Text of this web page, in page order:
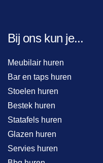
Bij ons kun je...
Meubilair huren
Bar en taps huren
Stoelen huren
Bestek huren
Statafels huren
Glazen huren
Servies huren